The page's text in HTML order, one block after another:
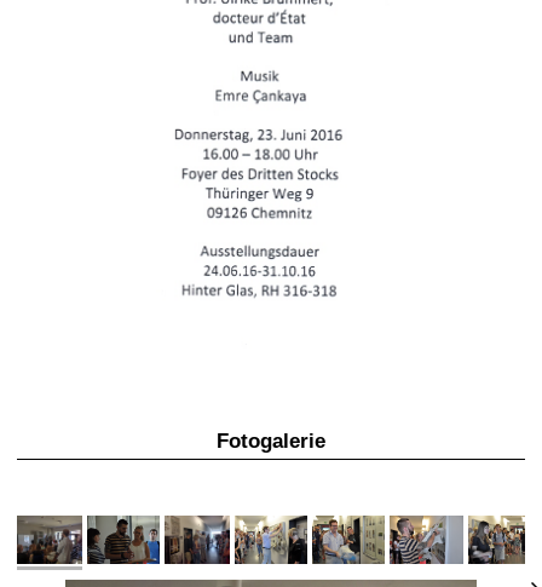
Fotogalerie